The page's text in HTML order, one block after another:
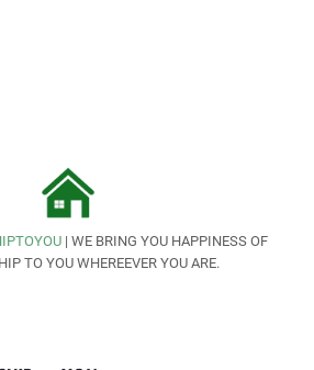
| WE BRING YOU HAPPINESS OF
TO YOU WHEREEVER YOU ARE.